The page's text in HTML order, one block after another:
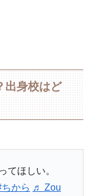
出身校はど
てほしい。
から ♬ Zou